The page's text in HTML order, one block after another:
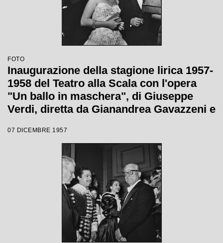
FOTO
Inaugurazione della stagione lirica 1957-
1958 del Teatro alla Scala con l'opera
"Un ballo in maschera", di Giuseppe
Verdi, diretta da Gianandrea Gavazzeni e
07 DICEMBRE 1957